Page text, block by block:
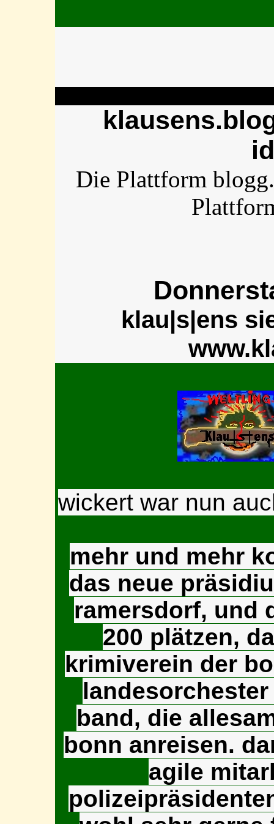
Die Plattform
klau|s|ens
wickert war nun
mehr und mehr
das neue
ramersdorf, und
200 plätzen,
krimiverein der
band, die
bonn anreisen.
agile